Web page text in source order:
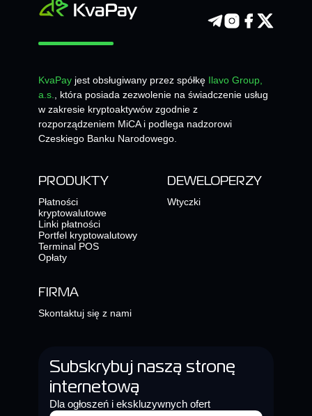
KvaPay jest obsługiwany przez spółkę Ilavo Group,
a.s.
, która posiada zezwolenie na świadczenie usług
w zakresie kryptoaktywów zgodnie z
rozporządzeniem MiCA i podlega nadzorowi
Czeskiego Banku Narodowego.
PRODUKTY
Płatności
kryptowalutowe
Linki płatności
Portfel kryptowalutowy
Terminal POS
Opłaty
DEWELOPERZY
Wtyczki
FIRMA
Skontaktuj się z nami
Subskrybuj naszą stronę
internetową
Dla ogłoszeń i ekskluzywnych ofert